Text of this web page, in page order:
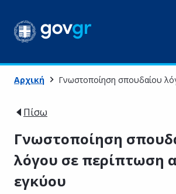
Αρχική Γνωστοποίηση σπουδαίου
Πίσω
Γνωστοποίηση
λόγου σε περίπτωση
εγκύου